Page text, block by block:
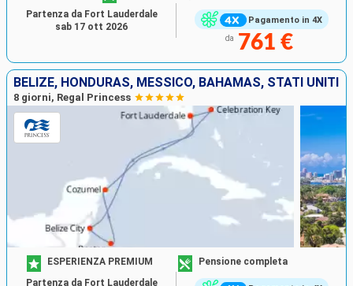
Pagamento in 4X
da 761 €
Partenza da Fort Lauderdale
sab 17 ott 2026
BELIZE, HONDURAS, MESSICO, BAHAMAS, STATI UNITI
8 giorni, Regal Princess
ESPERIENZA PREMIUM Pensione completa
Partenza da Fort Lauderdale